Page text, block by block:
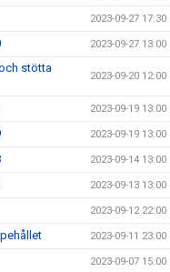
2023-09-27 17:30
2023-09-27 13:00
stötta
2023-09-20 12:00
2023-09-19 13:00
2023-09-19 13:00
2023-09-14 13:00
2023-09-13 13:00
2023-09-12 22:00
2023-09-11 23:00
2023-09-07 15:00